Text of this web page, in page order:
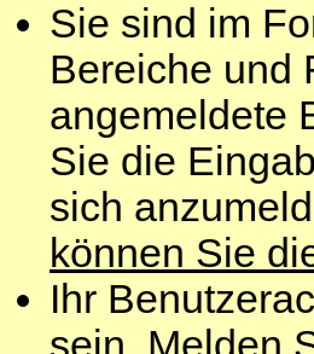
Sie sind im
Bereiche und
angemeldete
Sie die
sich
können Sie
Ihr
sein. Melden